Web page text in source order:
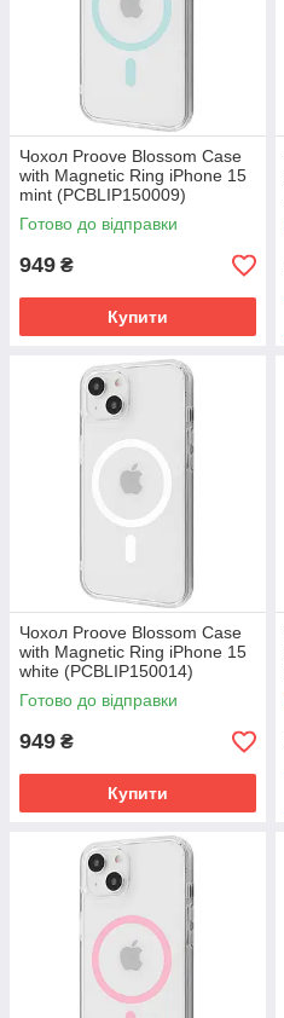
Чохол Proove Blossom Case
with Magnetic Ring iPhone 15
mint (PCBLIP150009)
Готово до відправки
949 ₴
Купити
Чохол Proove Blossom Case
with Magnetic Ring iPhone 15
white (PCBLIP150014)
Готово до відправки
949 ₴
Купити